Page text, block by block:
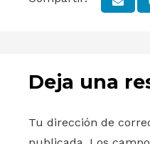
Deja una
Tu dirección de